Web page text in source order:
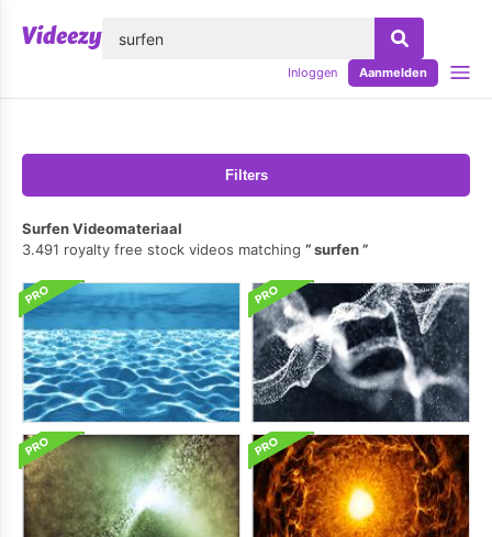
Inloggen Aanmelden
Filters
Surfen Videomateriaal
3.491 royalty free stock videos matching
surfen